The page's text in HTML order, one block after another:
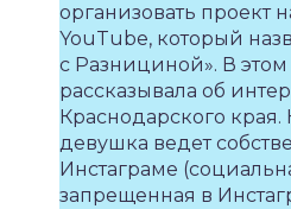
организовать проект
YouTube, который
с Разнициной». В этом
рассказывала об
Краснодарского
девушка ведет
Инстаграме
запрещенная в